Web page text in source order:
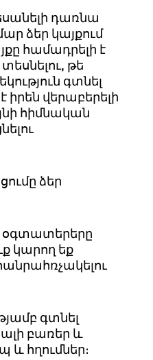
դառնա
ձեր կայքում
համադրելի է
տեսնելու, թե
գտնել
է իրեն վերաբերելի
հիմնական
ձեր
օգտատերերը
կարող եք
գտնել
բառեր և
և հղումներ։